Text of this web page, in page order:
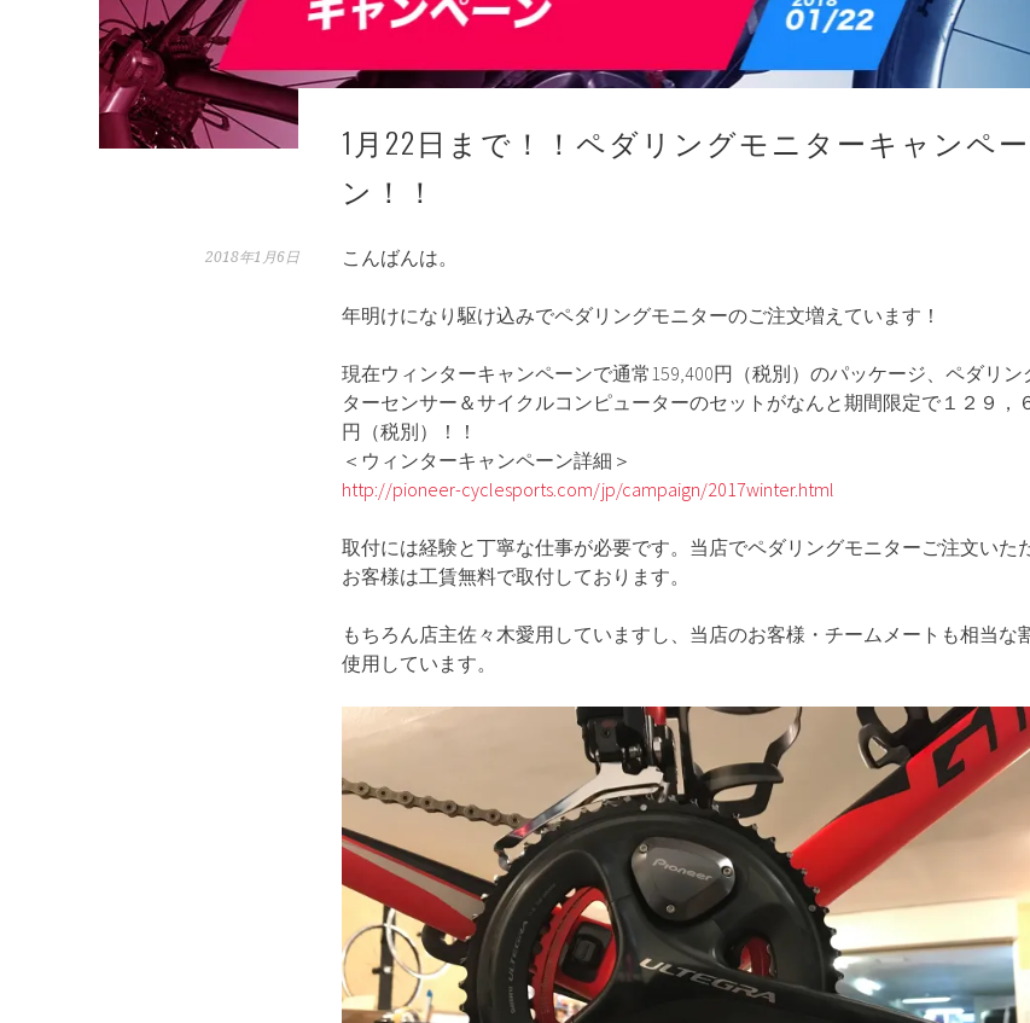
1月22日まで！！ペダリングモニターキャンペー
ン！！
2018年1月6日 こんばんは。
年明けになり駆け込みでペダリングモニターのご注文増えています！
現在ウィンターキャンペーンで通常159,400円（税別）のパッケージ、ペダリン
ターセンサー＆サイクルコンピューターのセットがなんと期間限定で１２９，
円（税別）！！
＜ウィンターキャンペーン詳細＞
http://pioneer-cyclesports.com/jp/campaign/2017winter.html
取付には経験と丁寧な仕事が必要です。当店でペダリングモニターご注文いた
お客様は工賃無料で取付しております。
もちろん店主佐々木愛用していますし、当店のお客様・チームメートも相当な
使用しています。